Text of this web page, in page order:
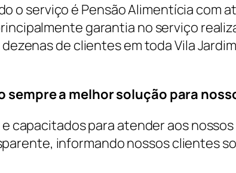
o serviço é Pensão Alimentícia com
garantia no serviço
de clientes em toda Vila
a melhor solução para
capacitados para atender aos
informando nossos clientes